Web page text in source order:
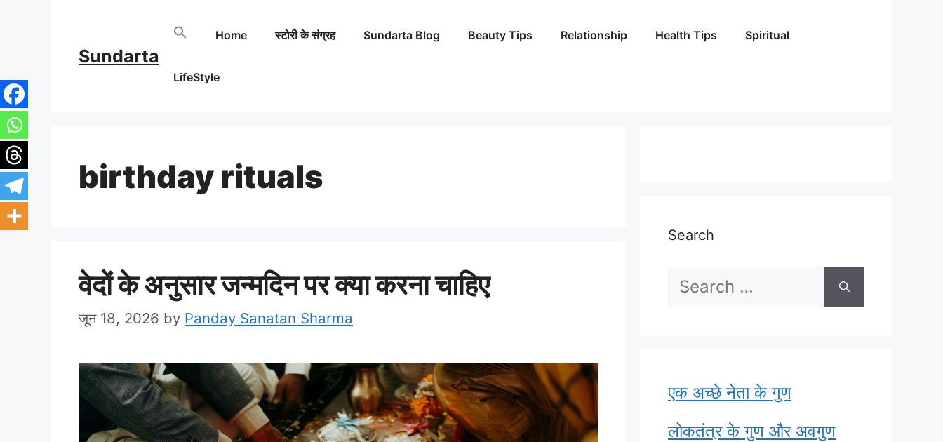
content
Sundarta
Home स्टोरी के संग्रह Sundarta Blog Beauty Tips Relationship Health Tips Spiritual
LifeStyle
birthday rituals
वेदों के अनुसार जन्मदिन पर क्या करना चाहिए
जून 18, 2026 by Panday Sanatan Sharma
Search
Search
एक अच्छे नेता के गुण
लोकतंत्र के गुण और अवगुण